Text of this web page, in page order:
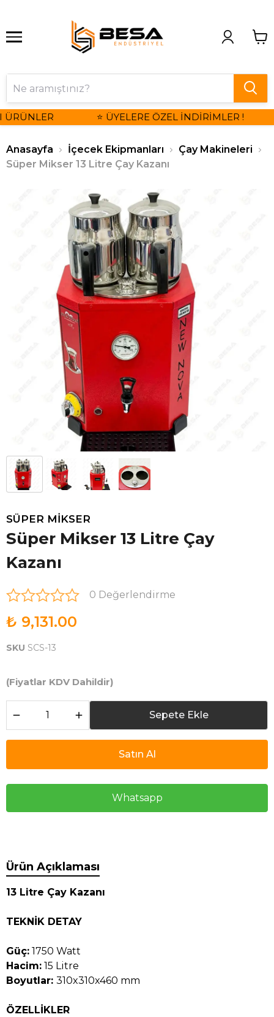
⭐ ÜYELERE ÖZEL İNDİRİMLER !
Anasayfa İçecek Ekipmanları
Çay Makineleri
Süper Mikser 13 Litre Çay Kazanı
SÜPER MİKSER
Süper Mikser 13 Litre Çay
Kazanı
0 Değerlendirme
₺ 9,131.00
SKU SCS-13
(Fiyatlar KDV Dahildir)
Sepete Ekle
Satın Al
Whatsapp
Ürün Açıklaması
13 Litre Çay Kazanı
TEKNİK DETAY
Güç: 1750 Watt
Hacim: 15 Litre
Boyutlar: 310x310x460 mm
ÖZELLİKLER